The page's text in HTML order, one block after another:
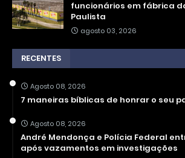
funcionários em fábrica
Paulista
agosto 03, 2026
RECENTES
Agosto 08, 2026
7 maneiras bíblicas de honrar o seu
Agosto 08, 2026
André Mendonça e Polícia Federal
após vazamentos em investigações